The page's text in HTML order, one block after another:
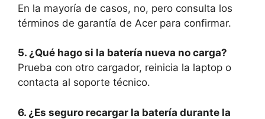
En la mayoría de casos, no, pero consulta los
términos de garantía de Acer para confirmar.
5. ¿Qué hago si la batería nueva no carga?
Prueba con otro cargador, reinicia la laptop o
contacta al soporte técnico.
6. ¿Es seguro recargar la batería durante la